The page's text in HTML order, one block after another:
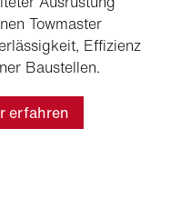
Towmaster
Effizienz
Baustellen.
erfahren